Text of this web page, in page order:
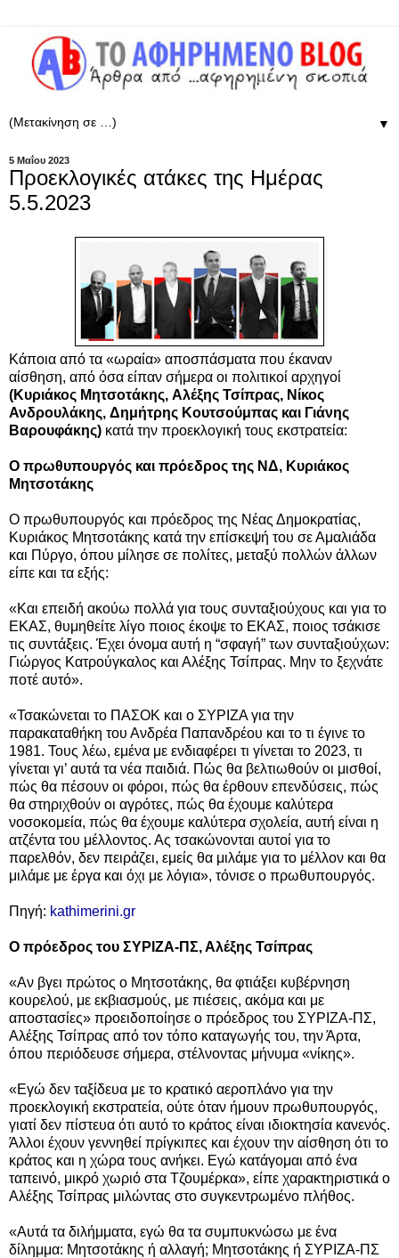
▼
5 Μαΐου 2023
Προεκλογικές ατάκες της Ημέρας
5.5.2023
Κάποια από τα «ωραία» αποσπάσματα που έκαναν
αίσθηση, από όσα είπαν σήμερα οι πολιτικοί αρχηγοί
(Κυριάκος Μητσοτάκης, Αλέξης Τσίπρας, Νίκος
Ανδρουλάκης, Δημήτρης Κουτσούμπας και Γιάνης
Βαρουφάκης) κατά την προεκλογική τους εκστρατεία:
Ο πρωθυπουργός και πρόεδρος της ΝΔ, Κυριάκος
Μητσοτάκης
Ο πρωθυπουργός και πρόεδρος της Νέας Δημοκρατίας,
Κυριάκος Μητσοτάκης κατά την επίσκεψή του σε Αμαλιάδα
και Πύργο, όπου μίλησε σε πολίτες, μεταξύ πολλών άλλων
είπε και τα εξής:
«Και επειδή ακούω πολλά για τους συνταξιούχους και για το
ΕΚΑΣ, θυμηθείτε λίγο ποιος έκοψε το ΕΚΑΣ, ποιος τσάκισε
τις συντάξεις. Έχει όνομα αυτή η “σφαγή” των συνταξιούχων:
Γιώργος Κατρούγκαλος και Αλέξης Τσίπρας. Μην το ξεχνάτε
ποτέ αυτό».
«Τσακώνεται το ΠΑΣΟΚ και ο ΣΥΡΙΖΑ για την
παρακαταθήκη του Ανδρέα Παπανδρέου και το τι έγινε το
1981. Τους λέω, εμένα με ενδιαφέρει τι γίνεται το 2023, τι
γίνεται γι’ αυτά τα νέα παιδιά. Πώς θα βελτιωθούν οι μισθοί,
πώς θα πέσουν οι φόροι, πώς θα έρθουν επενδύσεις, πώς
θα στηριχθούν οι αγρότες, πώς θα έχουμε καλύτερα
νοσοκομεία, πώς θα έχουμε καλύτερα σχολεία, αυτή είναι η
ατζέντα του μέλλοντος. Ας τσακώνονται αυτοί για το
παρελθόν, δεν πειράζει, εμείς θα μιλάμε για το μέλλον και θα
μιλάμε με έργα και όχι με λόγια», τόνισε ο πρωθυπουργός.
Πηγή: kathimerini.gr
Ο πρόεδρος του ΣΥΡΙΖΑ-ΠΣ, Αλέξης Τσίπρας
«Αν βγει πρώτoς ο Μητσοτάκης, θα φτιάξει κυβέρνηση
κουρελού, με εκβιασμούς, με πιέσεις, ακόμα και με
αποστασίες» προειδοποίησε ο πρόεδρος του ΣΥΡΙΖΑ-ΠΣ,
Αλέξης Τσίπρας από τον τόπο καταγωγής του, την Άρτα,
όπου περιόδευσε σήμερα, στέλνοντας μήνυμα «νίκης».
«Εγώ δεν ταξίδευα με το κρατικό αεροπλάνο για την
προεκλογική εκστρατεία, ούτε όταν ήμουν πρωθυπουργός,
γιατί δεν πίστευα ότι αυτό το κράτος είναι ιδιοκτησία κανενός.
Άλλοι έχουν γεννηθεί πρίγκιπες και έχουν την αίσθηση ότι το
κράτος και η χώρα τους ανήκει. Εγώ κατάγομαι από ένα
ταπεινό, μικρό χωριό στα Τζουμέρκα», είπε χαρακτηριστικά ο
Αλέξης Τσίπρας μιλώντας στο συγκεντρωμένο πλήθος.
«Αυτά τα διλήμματα, εγώ θα τα συμπυκνώσω με ένα
δίλημμα: Μητσοτάκης ή αλλαγή; Μητσοτάκης ή ΣΥΡΙΖΑ-ΠΣ